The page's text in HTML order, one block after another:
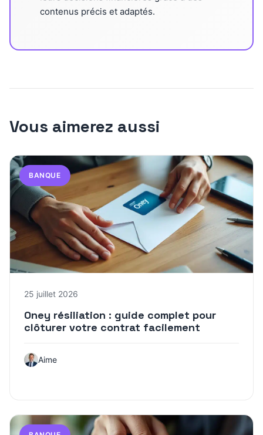
contenus précis et adaptés.
Vous aimerez aussi
BANQUE
25 juillet 2026
Oney résiliation : guide complet pour
clôturer votre contrat facilement
Aime